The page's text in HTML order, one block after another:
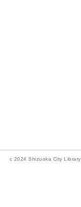
c 2024 Shizuoka City Library.